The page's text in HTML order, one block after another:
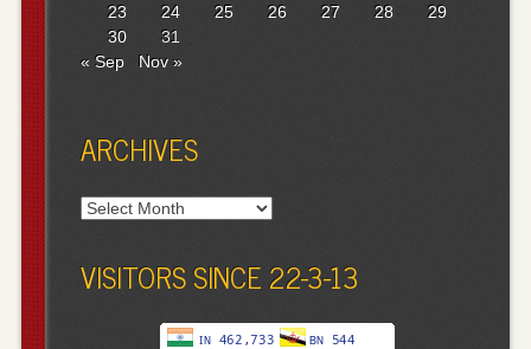
23
24 25 26 27 28
29
30
31
« Sep
Nov »
ARCHIVES
Archives
VISITORS SINCE 22-3-13